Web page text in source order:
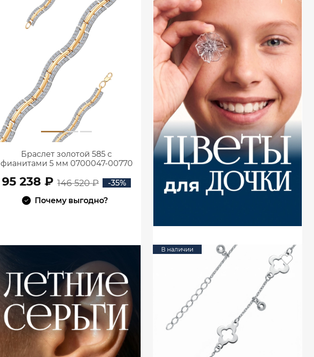
Браслет золотой 585 с
фианитами 5 мм 0700047-00770
95 238 ₽ 146 520 ₽
-35%
Почему выгодно?
В наличии